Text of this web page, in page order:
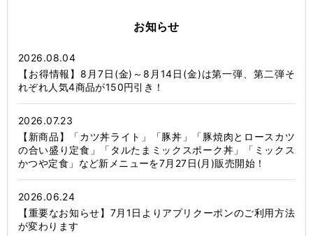
お知らせ
2026.08.04
【お得情報】8月7日(金)～8月14日(金)は第一弾、第二弾そ
れぞれ人気4商品が150円引き！
2026.07.23
【新商品】「カツ丼ライト」「豚丼」「豚焼肉とロースカツ
の合い盛り定食」「タルたまミックスポーク丼」「ミックス
かつや定食」など新メニューを7月27日(月)販売開始！
2026.06.24
【重要なお知らせ】7月1日よりアプリクーポンのご利用方法
が変わります